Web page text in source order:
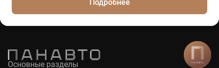
Подробнее
Основные разделы